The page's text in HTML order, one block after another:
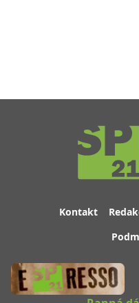
Kontakt